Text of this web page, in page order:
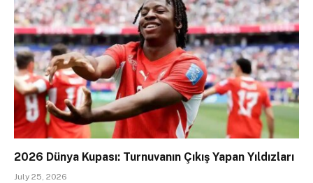
2026 Dünya Kupası: Turnuvanın Çıkış Yapan Yıldızları
July 25, 2026